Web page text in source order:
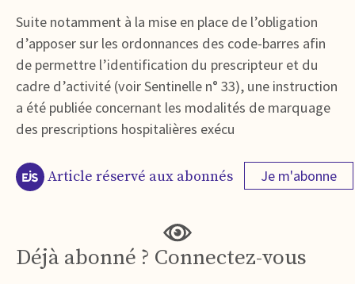
Suite notamment à la mise en place de l’obligation
d’apposer sur les ordonnances des code-barres afin
de permettre l’identification du prescripteur et du
cadre d’activité (voir Sentinelle n° 33), une instruction
a été publiée concernant les modalités de marquage
des prescriptions hospitalières exécu
Article réservé aux abonnés Je m'abonne
Déjà abonné ? Connectez-vous